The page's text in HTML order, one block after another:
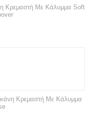
Κρεμαστή Με Κάλυμμα Soft
Κρεμαστή Με Κάλυμμα